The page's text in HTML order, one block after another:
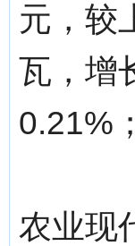
元，较
瓦，增
0.21%
农业现